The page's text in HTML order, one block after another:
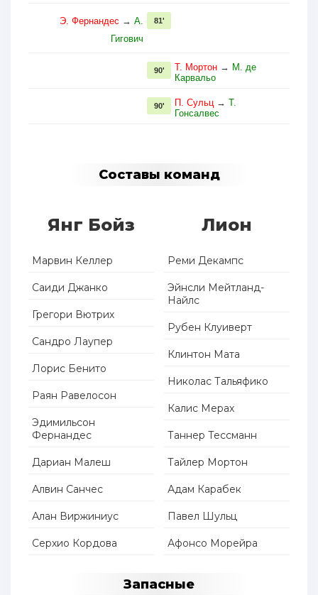
Э. Фернандес → А.
Гигович
81'
Т. Мортон → М. де
Карвальо
90'
П. Сульц→ Т.
Гонсалвес
90'
Составы команд
Янг Бойз
Марвин Келлер
Саиди Джанко
Грегори Вютрих
Сандро Лаупер
Лорис Бенито
Раян Равелосон
Эдимильсон
Фернандес
Дариан Малеш
Алвин Санчес
Алан Виржиниус
Серхио Кордова
Лион
Реми Декампс
Эйнсли Мейтланд-
Найлс
Рубен Клуиверт
Клинтон Мата
Николас Тальяфико
Калис Мерах
Таннер Тессманн
Тайлер Мортон
Адам Карабек
Павел Шульц
Афонсо Морейра
Запасные